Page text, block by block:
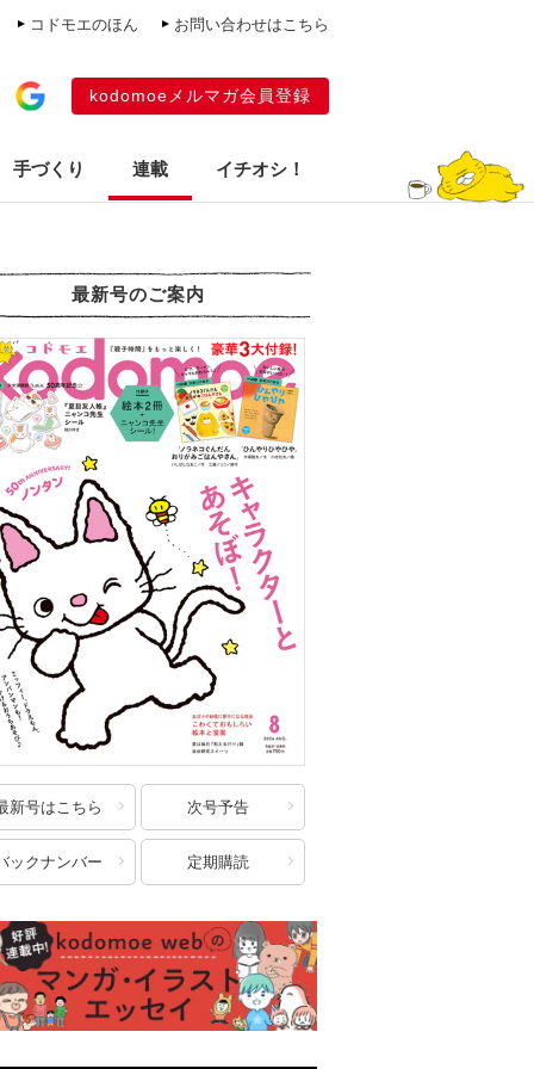
コドモエのほん お問い合わせはこちら
kodomoeメルマガ会員登録
手づくり 連載 イチオシ！
最新号のご案内
新号はこちら 次号予告
ックナンバー 定期購読